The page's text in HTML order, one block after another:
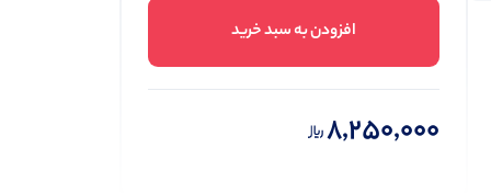
افزودن به سبد خرید
8,250,000